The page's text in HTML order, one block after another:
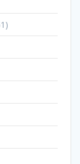
51
producten